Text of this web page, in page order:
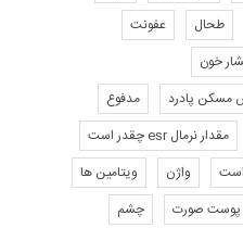
طحال
عفونت
خون
مسکن پادرد
مدفوع
مقدار نرمال esr چقدر است
است واژن
ویتامین ها
پوست صورت
چشم